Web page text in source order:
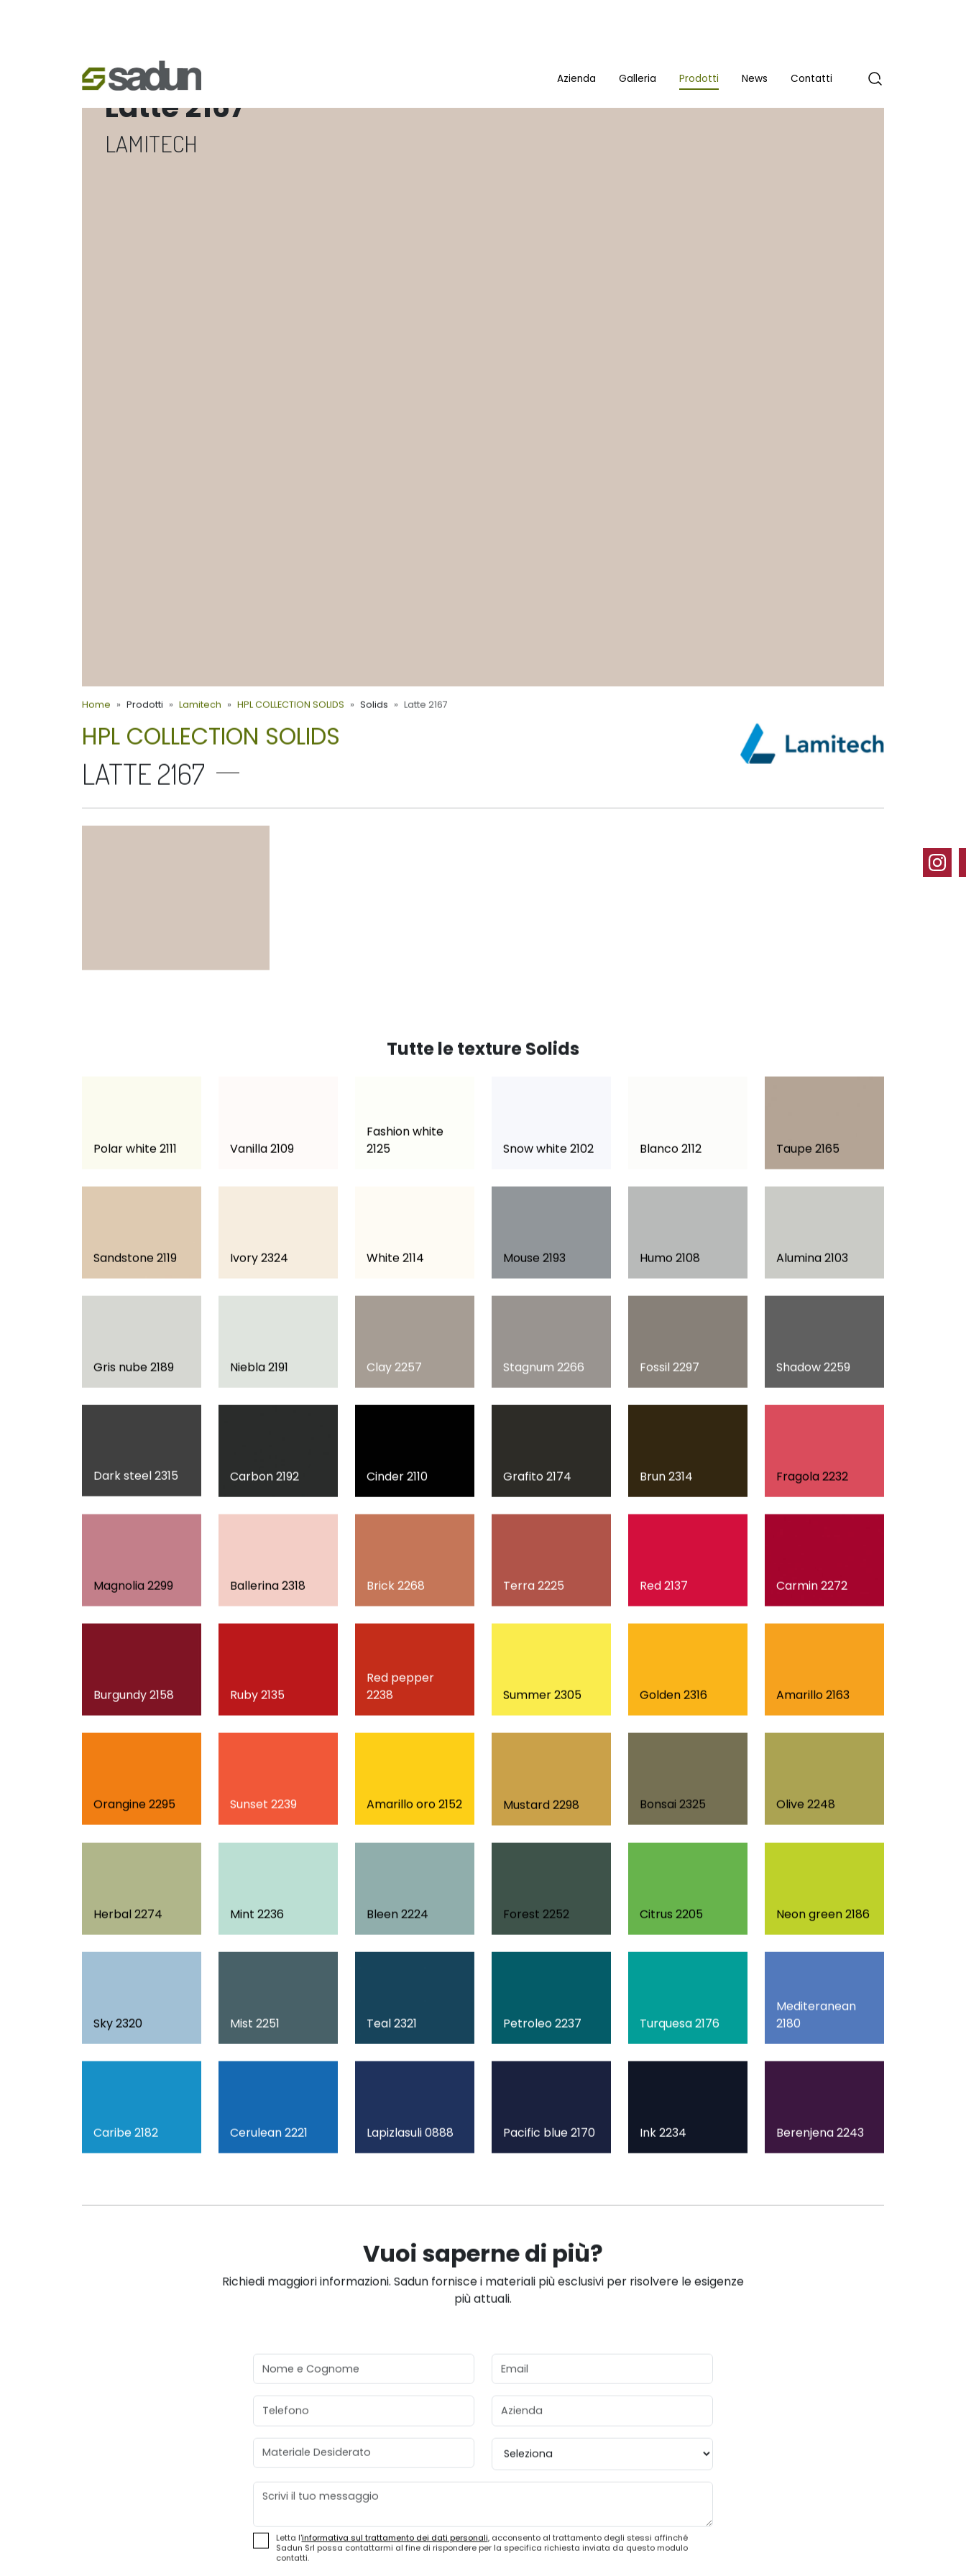
Latte 2167
LAMITECH
HPL COLLECTION SOLIDS
LATTE 2167
Tutte le texture Solids
Polar white 2111 Vanilla 2109
Fashion white
2125
Snow white 2102 Blanco 2112 Taupe 2165
Sandstone 2119 Ivory 2324 White 2114 Mouse 2193 Humo 2108 Alumina 2103
Gris nube 2189 Niebla 2191 Clay 2257 Stagnum 2266 Fossil 2297 Shadow 2259
Carbon 2192 Cinder 2110 Grafito 2174 Brun 2314 Fragola 2232
Magnolia 2299 Ballerina 2318 Brick 2268 Terra 2225 Red 2137 Carmin 2272
Burgundy 2158 Ruby 2135
Red pepper
Orangine 2295 Sunset 2239 Mustard 2298
Herbal 2274 Mint 2236 Bleen 2224 Forest 2252 Citrus 2205 Neon green 2186
Sky 2320 Mist 2251 Teal 2321 Petroleo 2237 Turquesa 2176
Mediteranean
2180
Lapizlasuli 0888 Berenjena 2243
Vuoi saperne di più?
Richiedi maggiori informazioni. Sadun fornisce i materiali più esclusivi per risolvere le esigenze
più attuali.
Nome e Cognome Email
Telefono Azienda
Materiale Desiderato Provincia
Messaggio
Letta l'informativa sul trattamento dei dati personali, acconsento al trattamento degli stessi affinché
Sadun Srl possa contattarmi al fine di rispondere per la specifica richiesta inviata da questo modulo